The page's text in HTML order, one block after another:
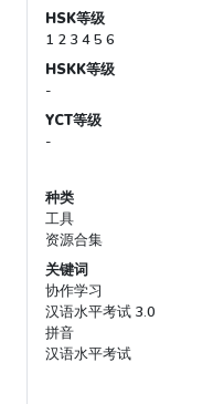
HSK等级
1 2 3 4 5 6
HSKK等级
-
YCT等级
-
种类
工具
资源合集
关键词
协作学习
汉语水平考试 3.0
拼音
汉语水平考试